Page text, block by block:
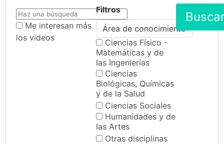
Me interesan más
los videos
Filtros
Área de conocimiento
Ciencias Físico -
Matemáticas y de
las Ingenierías
Ciencias
Biológicas, Químicas
y de la Salud
Ciencias Sociales
Humanidades y de
las Artes
Otras disciplinas